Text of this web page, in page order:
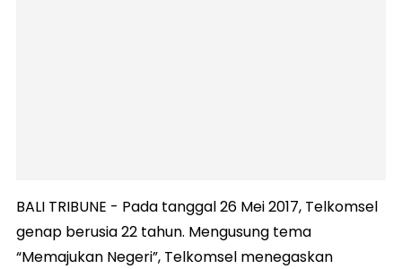
BALI TRIBUNE - Pada tanggal 26 Mei 2017, Telkomsel
genap berusia 22 tahun. Mengusung tema
“Memajukan Negeri”, Telkomsel menegaskan